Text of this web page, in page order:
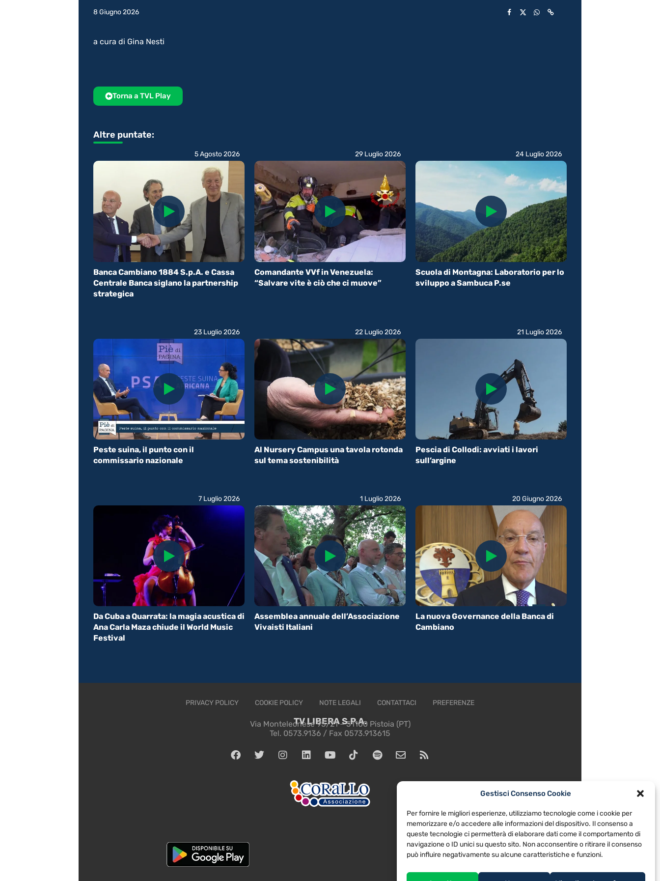
Gestisci Consenso Cookie
Per fornire le migliori esperienze, utilizziamo tecnologie come i cookie per
memorizzare e/o accedere alle informazioni del dispositivo. Il consenso a
queste tecnologie ci permetterà di elaborare dati come il comportamento di
navigazione o ID unici su questo sito. Non acconsentire o ritirare il consenso
può influire negativamente su alcune caratteristiche e funzioni.
8 Giugno 2026
a cura di Gina Nesti
Torna a TVL Play
Altre puntate:
Banca Cambiano 1884 S.p.A. e Cassa
Centrale Banca siglano la partnership
strategica
5 Agosto 2026
Comandante VVf in Venezuela:
“Salvare vite è ciò che ci muove”
29 Luglio 2026
Scuola di Montagna: Laboratorio per lo
sviluppo a Sambuca P.se
24 Luglio 2026
Peste suina, il punto con il
commissario nazionale
23 Luglio 2026
Al Nursery Campus una tavola rotonda
sul tema sostenibilità
22 Luglio 2026
Pescia di Collodi: avviati i lavori
sull’argine
21 Luglio 2026
Da Cuba a Quarrata: la magia acustica di
Ana Carla Maza chiude il World Music
Festival
7 Luglio 2026
Assemblea annuale dell’Associazione
Vivaisti Italiani
1 Luglio 2026
La nuova Governance della Banca di
Cambiano
20 Giugno 2026
PRIVACY POLICY COOKIE POLICY NOTE LEGALI CONTATTACI PREFERENZE
TV LIBERA S.P.A.
Via Monteleonese 95/21 – 51100 Pistoia (PT)
Tel. 0573.9136 / Fax 0573.913615